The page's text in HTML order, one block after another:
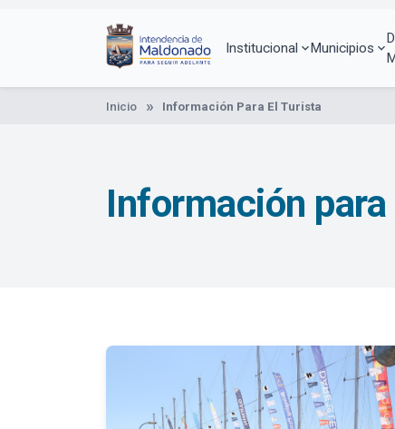
Institucional Municipios
Inicio Información Para El Turista
Información